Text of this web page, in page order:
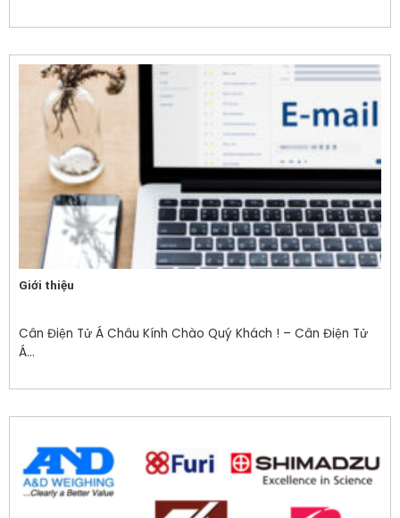
Giới thiệu
Cân Điện Tử Á Châu Kính Chào Quý Khách ! – Cân Điện Tử
Á...